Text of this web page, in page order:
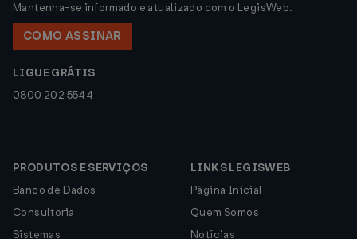
Mantenha-se informado e atualizado com o LegisWeb.
COMO ASSINAR
LIGUE GRÁTIS
0800 202 5544
PRODUTOS E SERVIÇOS
Banco de Dados
Consultoria
Sistemas
LINKS LEGISWEB
Página Inicial
Quem Somos
Notícias